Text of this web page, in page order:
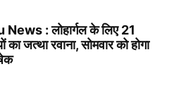
: लोहार्गल के लिए 21
का जत्था रवाना, सोमवार को होगा